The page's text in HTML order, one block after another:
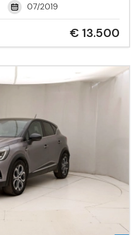
07/2019
€ 13.500